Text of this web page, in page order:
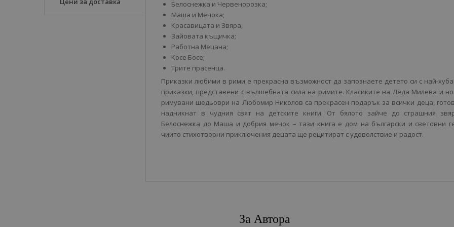
Белоснежка и Червенорозка;
Маша и Мечока;
Красавицата и Звяра;
Зайовата къщичка;
Работна Мецана;
Косе Босе;
Трите прасенца.
Приказки любими в рими е прекрасна възможност да запознаете детето си с най-
приказки, представени с вълшебната сила на римите. Класиките на Леда Милева и
римувани шедьоври на Любомир Николов са прекрасен подарък за всички деца,
надникнат в чудния свят на детските книги. От бялото зайче до страшния
Белоснежка до Маша и добрия мечок – тази книга е дом на български и световни
чиито стихотворни приключения децата ще рецитират с удоволствие и радост.
За Автора